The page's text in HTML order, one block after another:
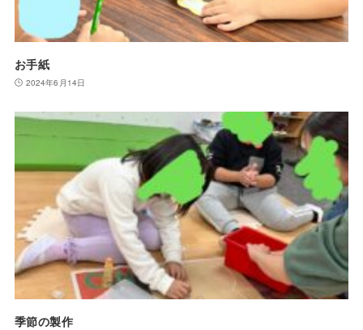
お手紙
2024年6月14日
季節の製作